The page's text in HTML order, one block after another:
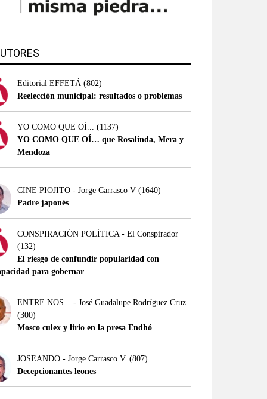
Editorial EFFETÁ (802)
Reelección municipal: resultados o problemas
YO COMO QUE OÍ... (1137)
YO COMO QUE OÍ… que Rosalinda, Mera y
Mendoza
CINE PIOJITO - Jorge Carrasco V (1640)
Padre japonés
CONSPIRACIÓN POLÍTICA - El Conspirador
(132)
El riesgo de confundir popularidad con
para gobernar
ENTRE NOS... - José Guadalupe Rodríguez Cruz
(300)
Mosco culex y lirio en la presa Endhó
JOSEANDO - Jorge Carrasco V. (807)
Decepcionantes leones